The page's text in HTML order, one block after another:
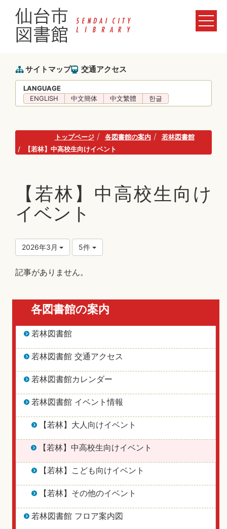
サイトマップ 交通アクセス
LANGUAGE
ENGLISH
中文簡体 中文繁體 한글
トップページ 各図書館の案内
若林図書館
【若林】中高校生向けイベント
【若林】中高校生向け
イベント
2026年3月 5件
記事がありません。
各図書館の案内
若林図書館
若林図書館 交通アクセス
若林図書館カレンダー
若林図書館 イベント情報
【若林】大人向けイベント
【若林】中高校生向けイベント
【若林】こども向けイベント
【若林】その他のイベント
若林図書館 フロア案内図